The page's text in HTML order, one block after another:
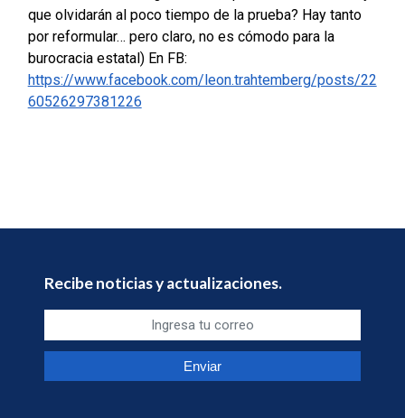
que olvidarán al poco tiempo de la prueba? Hay tanto
por reformular… pero claro, no es cómodo para la
burocracia estatal) En FB:
https://www.facebook.com/leon.trahtemberg/posts/22
60526297381226
Recibe noticias y actualizaciones.